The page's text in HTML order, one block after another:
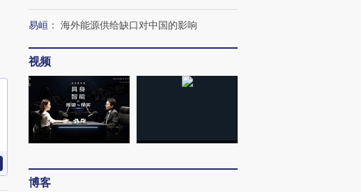
易峘 ： 海外能源供给缺口对中国的影响
视频
博客